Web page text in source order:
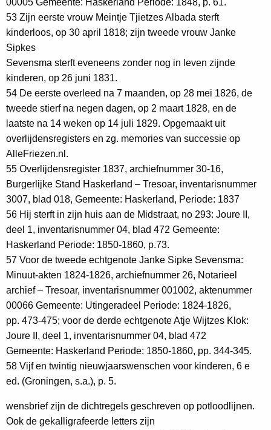
53 Zijn eerste vrouw Meintje Tjietzes Albada sterft
kinderloos, op 30 april 1818; zijn tweede vrouw Janke
Sipkes
Sevensma sterft eveneens zonder nog in leven zijnde
kinderen, op 26 juni 1831.
54 De eerste overleed na 7 maanden, op 28 mei 1826, de
tweede stierf na negen dagen, op 2 maart 1828, en de
laatste na 14 weken op 14 juli 1829. Opgemaakt uit
overlijdensregisters en zg. memories van successie op
AlleFriezen.nl.
55 Overlijdensregister 1837, archiefnummer 30-16,
Burgerlijke Stand Haskerland – Tresoar, inventarisnummer
3007, blad 018, Gemeente: Haskerland, Periode: 1837
56 Hij sterft in zijn huis aan de Midstraat, no 293: Joure II,
deel 1, inventarisnummer 04, blad 472 Gemeente:
Haskerland Periode: 1850-1860, p.73.
57 Voor de tweede echtgenote Janke Sipke Sevensma:
Minuut-akten 1824-1826, archiefnummer 26, Notarieel
archief – Tresoar, inventarisnummer 001002, aktenummer
00066 Gemeente: Utingeradeel Periode: 1824-1826,
pp. 473-475; voor de derde echtgenote Atje Wijtzes Klok:
Joure II, deel 1, inventarisnummer 04, blad 472
Gemeente: Haskerland Periode: 1850-1860, pp. 344-345.
58 Vijf en twintig nieuwjaarswenschen voor kinderen, 6 e
ed. (Groningen, s.a.), p. 5.
wensbrief zijn de dichtregels geschreven op potloodlijnen.
Ook de gekalligrafeerde letters zijn